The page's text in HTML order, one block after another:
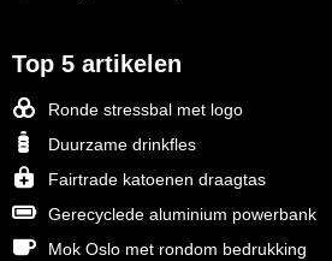
Top 5 artikelen
Ronde stressbal met logo
Duurzame drinkfles
Fairtrade katoenen draagtas
Gerecyclede aluminium powerbank
Mok Oslo met rondom bedrukking